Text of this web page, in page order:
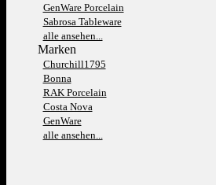
GenWare Porcelain
Sabrosa Tableware
alle ansehen...
Marken
Churchill1795
Bonna
RAK Porcelain
Costa Nova
GenWare
alle ansehen...